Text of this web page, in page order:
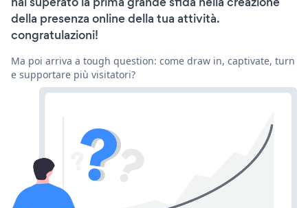
della presenza online della tua attività.
congratulazioni!
Ma poi arriva a tough question: come draw in, captivate, turn
e supportare più visitatori?